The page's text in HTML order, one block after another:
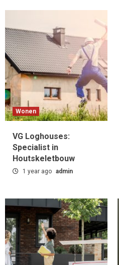
Wonen
VG Loghouses:
Specialist in
Houtskeletbouw
1 year ago admin